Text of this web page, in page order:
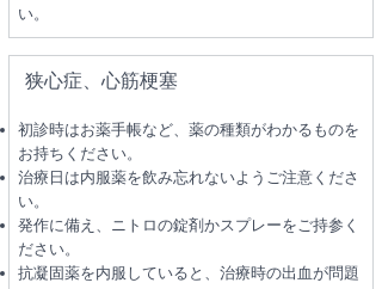
い。
狭心症、心筋梗塞
初診時はお薬手帳など、薬の種類がわかるものを
お持ちください。
治療日は内服薬を飲み忘れないようご注意くださ
い。
発作に備え、ニトロの錠剤かスプレーをご持参く
ださい。
抗凝固薬を内服していると、治療時の出血が問題